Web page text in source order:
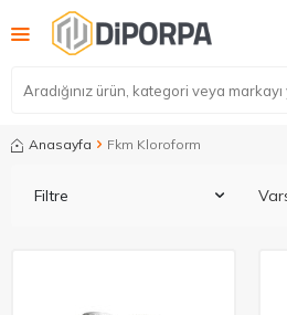
Anasayfa Fkm Kloroform
Filtre